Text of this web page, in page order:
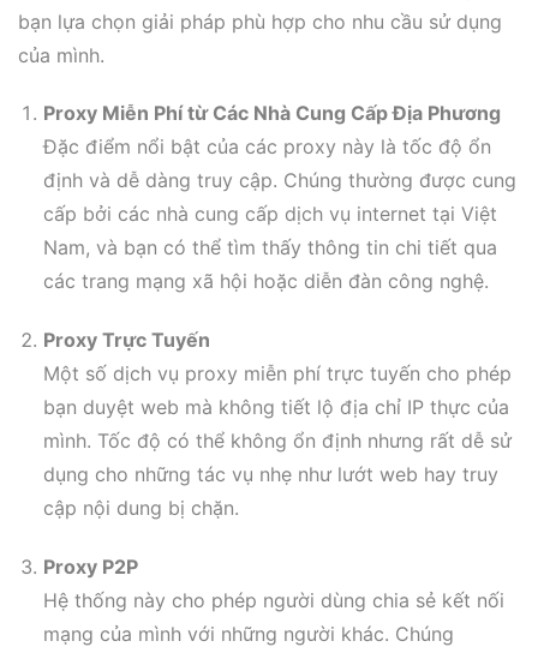
bạn lựa chọn giải pháp phù hợp cho nhu cầu sử dụng
của mình.
Proxy Miễn Phí từ Các Nhà Cung Cấp Địa Phương
Đặc điểm nổi bật của các proxy này là tốc độ ổn
định và dễ dàng truy cập. Chúng thường được cung
cấp bởi các nhà cung cấp dịch vụ internet tại Việt
Nam, và bạn có thể tìm thấy thông tin chi tiết qua
các trang mạng xã hội hoặc diễn đàn công nghệ.
Proxy Trực Tuyến
Một số dịch vụ proxy miễn phí trực tuyến cho phép
bạn duyệt web mà không tiết lộ địa chỉ IP thực của
mình. Tốc độ có thể không ổn định nhưng rất dễ sử
dụng cho những tác vụ nhẹ như lướt web hay truy
cập nội dung bị chặn.
Proxy P2P
Hệ thống này cho phép người dùng chia sẻ kết nối
mạng của mình với những người khác. Chúng